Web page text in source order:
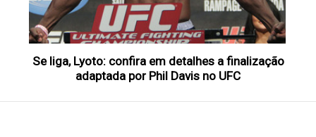
Se liga, Lyoto: confira em detalhes a finalização
adaptada por Phil Davis no UFC